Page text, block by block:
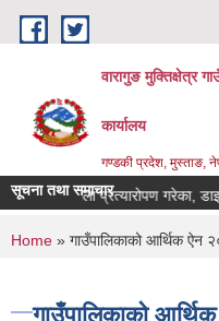
Skip to main content
वारागुङ मुक्तिक्षेत्र
कार्यालय
गण्डकी प्रदेश, मुस्ताङ,
सूचना तथा समाचार
मृगौला प्रत्यारोपण गरेका,
You are here
Home » गाउँपालिकाको आर्थिक ऐन
गाउँपालिकाको